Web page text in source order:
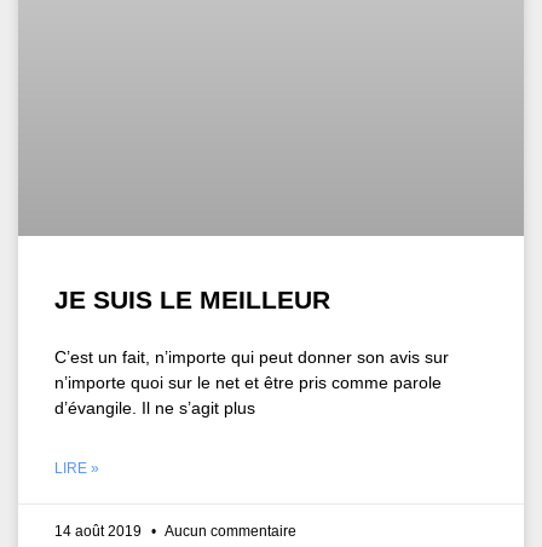
JE SUIS LE MEILLEUR
C’est un fait, n’importe qui peut donner son avis sur
n’importe quoi sur le net et être pris comme parole
d’évangile. Il ne s’agit plus
LIRE »
14 août 2019 Aucun commentaire